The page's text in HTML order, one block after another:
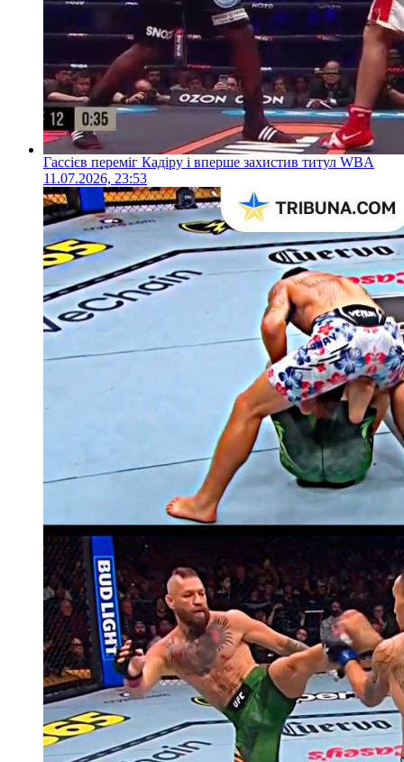
Гассієв переміг Кадіру і вперше захистив титул WBA
11.07.2026, 23:53